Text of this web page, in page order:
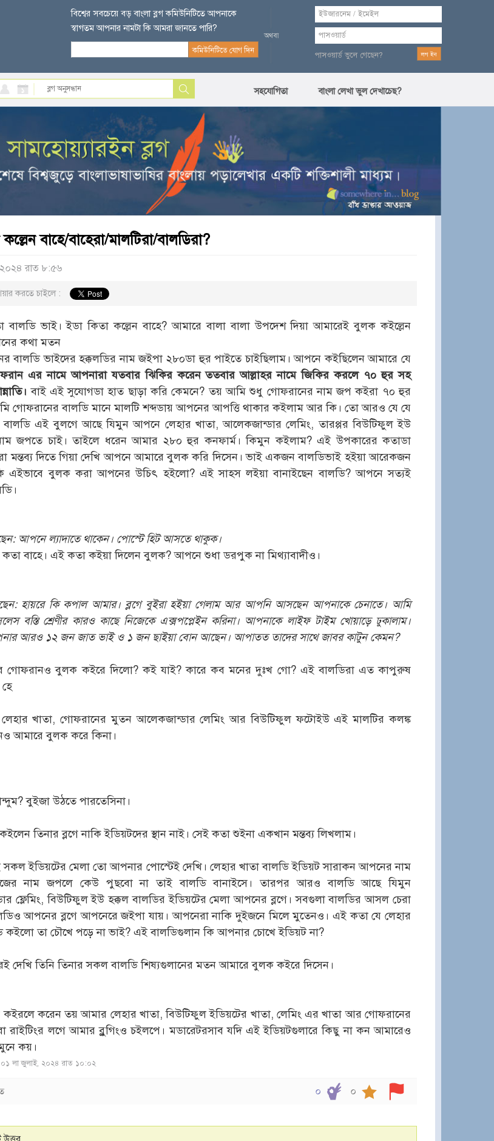
বিশ্বের সবচেয়ে বড় বাংলা ব্লগ কমিউনিটিতে আপনাকে
স্বাগতম আপনার নামটা কি আমরা জানতে পারি?
পাসওয়ার্ড ভুলে গেছেন?
সহযোগিতা বাংলা লেখা ভুল দেখাচেছ?
বাহে/বাহেরা/মালটিরা/বালডিরা?
রাত ৮:৫৬
করতে চাইলে :
বালডি ভাই। ইডা কিতা কল্লেন বাহে? আমারে বালা বালা উপদেশ দিয়া আমারেই বুলক কইল্লেন
কথা মতন
বালডি ভাইদের হক্কলডির নাম জইপা ২৮০ডা হুর পাইতে চাইছিলাম। আপনে কইছিলেন আমারে যে
এর নামে আপনারা যতবার ঝিকির করেন ততবার আল্লাহর নামে জিকির করলে ৭০ হুর সহ
বাই এই সুযোগডা হাত ছাড়া করি কেমনে? তয় আমি শুধু গোফরানের নাম জপ কইরা ৭০ হুর
গোফরানের বালডি মানে মালটি শব্দডায় আপনের আপত্তি থাকার কইলাম আর কি। তো আরও যে যে
বালডি এই বুলগে আছে যিমুন আপনে লেহার খাতা, আলেকজান্ডার লেমিং, তারপ্পর বিউটিফুল ইউ
জপতে চাই। তাইলে ধরেন আমার ২৮০ হুর কনফার্ম। কিমুন কইলাম? এই উপকারের কতাডা
মন্তব্য দিতে গিয়া দেখি আপনে আমারে বুলক করি দিসেন। ভাই একজন বালডিভাই হইয়া আরেকজন
এইভাবে বুলক করা আপনের উচিৎ হইলো? এই সাহস লইয়া বানাইছেন বালডি? আপনে সত্যই
আপনে ল্যাদাতে থাকেন। পোস্টে হিট আসতে থাকুক।
কতা বাহে। এই কতা কইয়া দিলেন বুলক? আপনে শুধা ডরপুক না মিথ্যাবাদীও।
হায়রে কি কপাল আমার। ব্লগে বুইরা হইয়া গেলাম আর আপনি আসছেন আপনাকে চেনাতে। আমি
বস্তি শ্রেণীর কারও কাছে নিজেকে এক্সপপ্লেইন করিনা। আপনাকে লাইফ টাইম খোয়াড়ে ঢুকালাম।
আরও ১২ জন জাত ভাই ও ১ জন ছাইয়া বোন আছেন। আপাতত তাদের সাথে জাবর কাটুন কেমন?
গোফরানও বুলক কইরে দিলো? কই যাই? কারে কব মনের দুঃখ গো? এই বালডিরা এত কাপুরুষ
খাতা, গোফরানের মুতন আলেকজান্ডার লেমিং আর বিউটিফুল ফটোইউ এই মালটির কলঙ্ক
আমারে বুলক করে কিনা।
বুইজা উঠতে পারতেসিনা।
তিনার ব্লগে নাকি ইডিয়টদের স্থান নাই। সেই কতা শুইনা একখান মন্তব্য লিখলাম।
ইডিয়টের মেলা তো আপনার পোস্টেই দেখি। লেহার খাতা বালডি ইডিয়ট সারাকন আপনের নাম
নাম জপলে কেউ পুছবো না তাই বালডি বানাইসে। তারপর আরও বালডি আছে যিমুন
ফ্লেমিং, বিউটিফুল ইউ হক্কল বালডির ইডিয়টের মেলা আপনের ব্লগে। সবগুলা বালডির আসল চেরা
আপনের ব্লগে আপনেরে জইপা যায়। আপনেরা নাকি দুইজনে মিলে মুতেনও। এই কতা যে লেহার
কইলো তা চৌখে পড়ে না ভাই? এই বালডিগুলান কি আপনার চোখে ইডিয়ট না?
দেখি তিনি তিনার সকল বালডি শিষ্যগুলানের মতন আমারে বুলক কইরে দিসেন।
কইরলে করেন তয় আমার লেহার খাতা, বিউটিফুল ইডিয়টের খাতা, লেমিং এর খাতা আর গোফরানের
রাইটিংর লগে আমার ব্লুগিংও চইলপে। মডারেটরসাব যদি এই ইডিয়টগুলারে কিছু না কন আমারেও
কয়।
০১ লা জুলাই, ২০২৪ রাত ১০:০২
০
০